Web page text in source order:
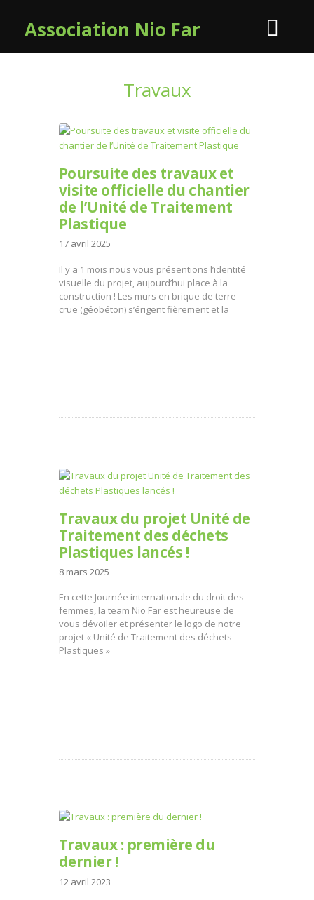
Association Nio Far
Travaux
Poursuite des travaux et
visite officielle du chantier
de l’Unité de Traitement
Plastique
17 avril 2025
Il y a 1 mois nous vous présentions l’identité
visuelle du projet, aujourd’hui place à la
construction ! Les murs en brique de terre
crue (géobéton) s’érigent fièrement et la
Travaux du projet Unité de
Traitement des déchets
Plastiques lancés !
8 mars 2025
En cette Journée internationale du droit des
femmes, la team Nio Far est heureuse de
vous dévoiler et présenter le logo de notre
projet « Unité de Traitement des déchets
Plastiques »
Travaux : première du
dernier !
12 avril 2023